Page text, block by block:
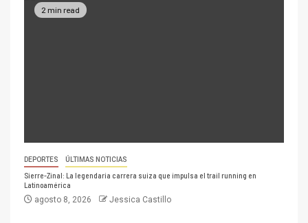
2 min read
DEPORTES ÚLTIMAS NOTICIAS
Sierre-Zinal: La legendaria carrera suiza que impulsa el trail running en
Latinoamérica
agosto 8, 2026 Jessica Castillo